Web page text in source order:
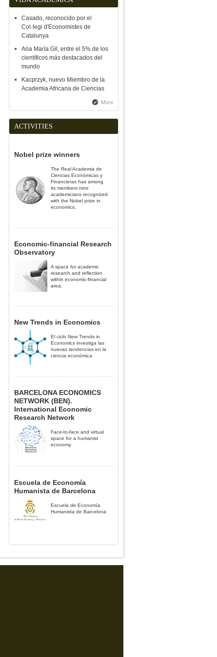
Casado, reconocido por el
Col·legi d'Economistes de
Catalunya
Ana María Gil, entre el 5% de los
científicos más destacados del
mundo
Kacprzyk, nuevo Miembro de la
Academia Africana de Ciencias
More
ACTIVITIES
Nobel prize winners
The Real Academia de
Ciencias Económicas y
Financieras has among
its members nine
academicians recognized
with the Nobel prize in
economics.
Economic-financial Research
Observatory
A space for academic
research and reflection
within economic-financial
area.
New Trends in Economics
El ciclo New Trends in
Economics investiga las
nuevas tendencias en la
ciencia económica
BARCELONA ECONOMICS
NETWORK (BEN).
International Economic
Research Network
Face-to-face and virtual
space for a humanist
economy
Escuela de Economía
Humanista de Barcelona
Escuela de Economía
Humanista de Barcelona